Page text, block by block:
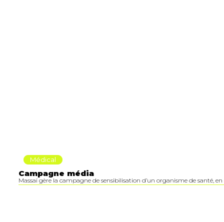
Médical
Campagne média
Massaï gère la campagne de sensibilisation d’un organisme de santé,